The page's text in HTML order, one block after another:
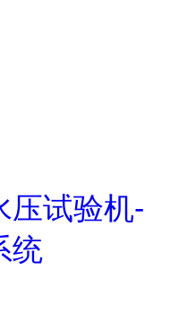
压试验机-
统